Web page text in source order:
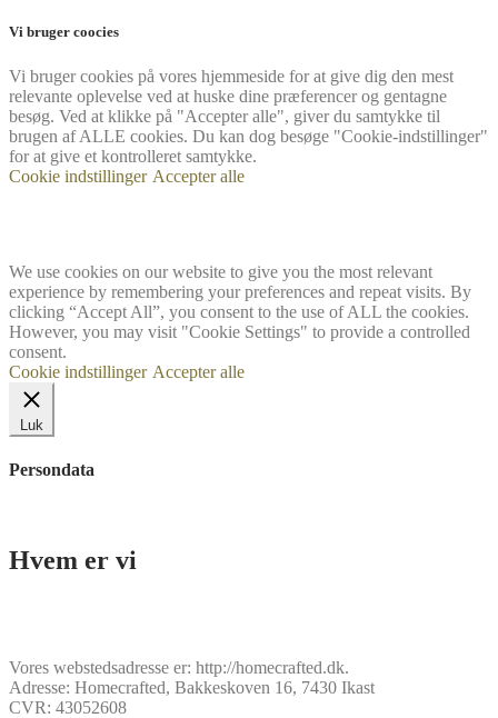
Vi bruger coocies
Vi bruger cookies på vores hjemmeside for at give dig den mest
relevante oplevelse ved at huske dine præferencer og gentagne
besøg. Ved at klikke på "Accepter alle", giver du samtykke til
brugen af ​​ALLE cookies. Du kan dog besøge "Cookie-indstillinger"
for at give et kontrolleret samtykke.
Cookie indstillinger Accepter alle
We use cookies on our website to give you the most relevant
experience by remembering your preferences and repeat visits. By
clicking “Accept All”, you consent to the use of ALL the cookies.
However, you may visit "Cookie Settings" to provide a controlled
consent.
Cookie indstillinger Accepter alle
Luk
Persondata
Hvem er vi
Vores webstedsadresse er: http://homecrafted.dk.
Adresse: Homecrafted, Bakkeskoven 16, 7430 Ikast
CVR: 43052608